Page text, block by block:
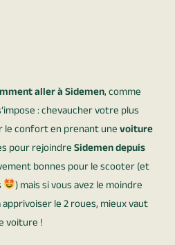
aller à Sidemen, comme
: chevaucher votre plus
le confort en prenant unevoiture
pour rejoindreSidemen depuis
bonnes pour le scooter (et
) mais si vous avez le moindre
le 2 roues, mieux vaut
voiture !